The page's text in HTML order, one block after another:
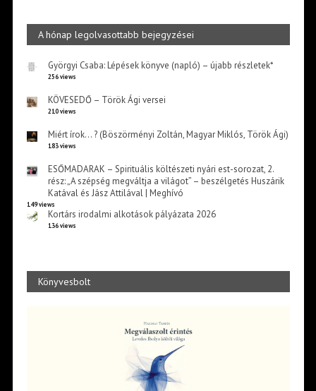
A hónap legolvasottabb bejegyzései
Györgyi Csaba: Lépések könyve (napló) – újabb részletek*
256 views
KÖVESEDŐ – Török Ági versei
210 views
Miért írok… ? (Böszörményi Zoltán, Magyar Miklós, Török Ági)
183 views
ESŐMADARAK – Spirituális költészeti nyári est-sorozat, 2.
rész: „A szépség megváltja a világot” – beszélgetés Huszárik
Katával és Jász Attilával | Meghívó
149 views
Kortárs irodalmi alkotások pályázata 2026
136 views
Könyvesbolt